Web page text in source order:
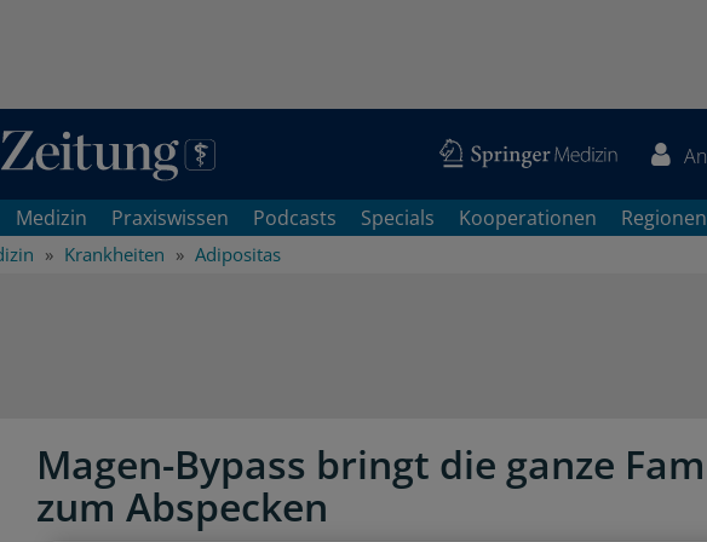
Medizin Praxiswissen Podcasts Specials Kooperationen Regionen
Krankheiten Adipositas
Magen-Bypass bringt die ganze
zum Abspecken